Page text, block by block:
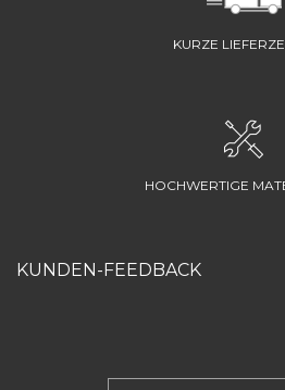
KURZE
HOCHWERTIGE
KUNDEN-FEEDBACK